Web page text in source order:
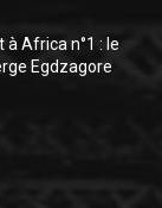
à Africa n°1 : le
Egdzagore